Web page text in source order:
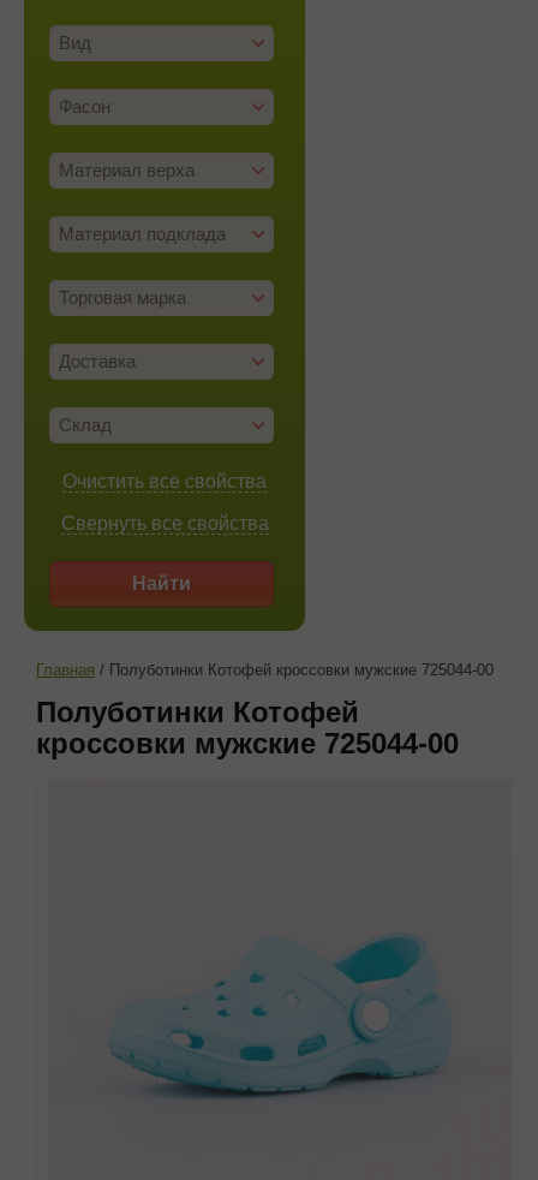
Вид
Фасон
Материал верха
Материал подклада
Торговая марка
Доставка
Склад
Очистить все свойства
Свернуть все свойства
Найти
Главная / Полуботинки Котофей кроссовки мужские 725044-00
Полуботинки Котофей
кроссовки мужские 725044-00